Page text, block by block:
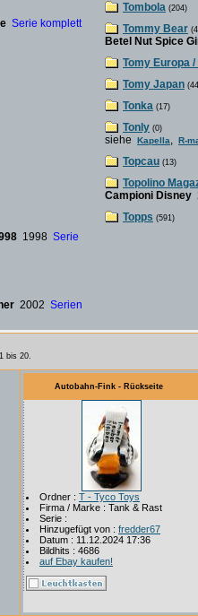
Serie komplett
1998 Serie
2002 Serien
Tombola (204)
Tommy Bear
Betel Nut Spice
Tomy Europa
Tomy Japan
Tonka (17)
Tonly (0)
siehe Kapella, R-
Topcau (13)
Topolino
Campioni Disney
Topps (591)
bis 20.
Autobahn-Fink - Rückseite
Ordner : T - Tyco Toys
Firma / Marke : Tank & Rast
Serie :
Hinzugefügt von : fredder67
Datum : 11.12.2024 17:36
Bildhits : 4686
auf Ebay kaufen!